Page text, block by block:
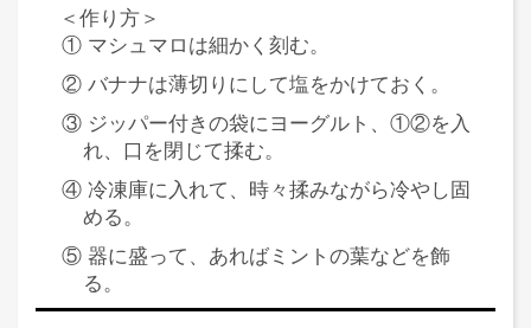
＜作り方＞
① マシュマロは細かく刻む。
② バナナは薄切りにして塩をかけておく。
③ ジッパー付きの袋にヨーグルト、①②を入
れ、口を閉じて揉む。
④ 冷凍庫に入れて、時々揉みながら冷やし固
める。
⑤ 器に盛って、あればミントの葉などを飾
る。